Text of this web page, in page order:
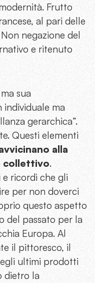
Frutto
al pari delle
negazione del
e ritenuto
sua
individuale ma
gerarchica”.
Questi elementi
alla
collettivo.
ricordi che gli
per non doverci
questo aspetto
del passato per la
Europa. Al
il pittoresco, il
ultimi prodotti
dietro la